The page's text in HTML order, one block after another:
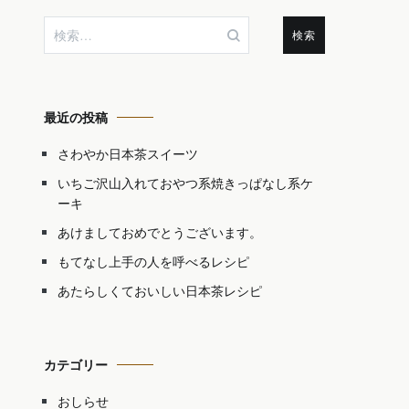
索:
最近の投稿
さわやか日本茶スイーツ
いちご沢山入れておやつ系焼きっぱなし系ケ
ーキ
あけましておめでとうございます。
もてなし上手の人を呼べるレシピ
あたらしくておいしい日本茶レシピ
カテゴリー
おしらせ